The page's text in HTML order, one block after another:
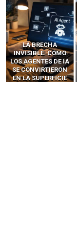
LA BRECHA
INVISIBLE: CÓMO
LOS AGENTES DE IA
SE CONVIRTIERON
EN LA SUPERFICIE